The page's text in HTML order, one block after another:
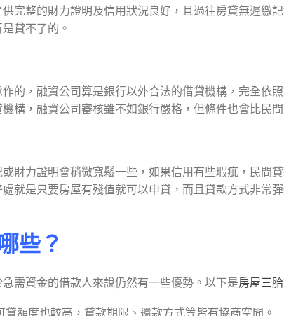
完整的財力證明及信用狀況良好，且過往房貸無遲繳
貸不了的。
的，融資公司算是銀行以外合法的借貸機構，完全依
構，融資公司審核雖不如銀行嚴格，但條件也會比民
財力證明會稍微寬鬆一些，如果信用有些瑕疵，民間
就是只要房屋有殘值就可以申貸，而且貸款方式非常
些？
需資金的借款人來說仍然有一些優勢。以下是房屋三胎
貸額度也較高，貸款期限、還款方式等皆有協商空間。